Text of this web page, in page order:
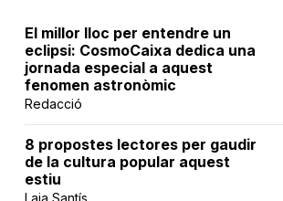
El millor lloc per entendre un
eclipsi: CosmoCaixa dedica una
jornada especial a aquest
fenomen astronòmic
Redacció
8 propostes lectores per gaudir
de la cultura popular aquest
estiu
Laia Santís